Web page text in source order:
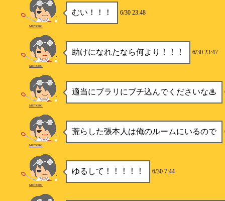
むい！！！ 6/30 23:48
METORO
助けになれたなら何より！！！ 6/30 23:47
METORO
適当にブラリにブチ込んでくださいな♨
METORO
荒らした張本人は俺のルームにいるので
METORO
ゆるして！！！！！ 6/30 7:44
METORO